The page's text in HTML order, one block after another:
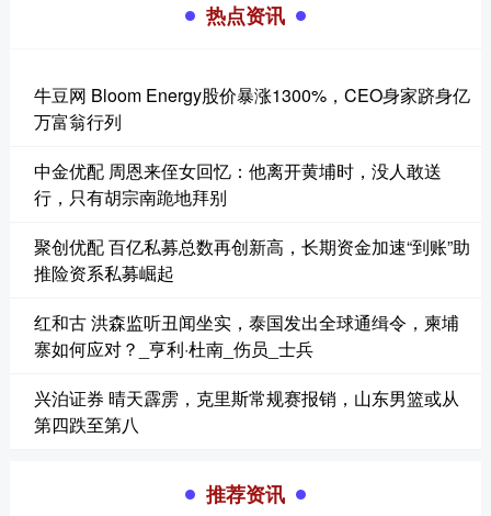
热点资讯
牛豆网 Bloom Energy股价暴涨1300%，CEO身家跻身亿
万富翁行列
中金优配 周恩来侄女回忆：他离开黄埔时，没人敢送
行，只有胡宗南跪地拜别
聚创优配 百亿私募总数再创新高，长期资金加速“到账”助
推险资系私募崛起
红和古 洪森监听丑闻坐实，泰国发出全球通缉令，柬埔
寨如何应对？_亨利·杜南_伤员_士兵
兴泊证券 晴天霹雳，克里斯常规赛报销，山东男篮或从
第四跌至第八
推荐资讯